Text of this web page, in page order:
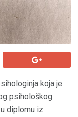
koja je
psihološkog
diplomu iz